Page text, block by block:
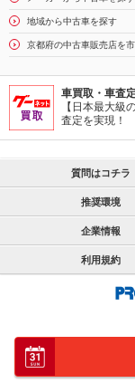
地域から中古車を探す
京都府の中古車販売店を
車買取・車査
【日本最大級
査定を実現！
質問はコチラ
推奨環境
企業情報
利用規約